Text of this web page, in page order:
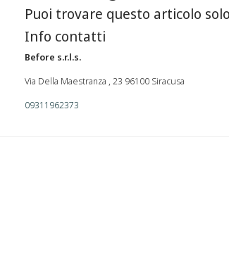
Puoi trovare questo articolo
Info contatti
Before s.r.l.s.
Via Della Maestranza , 23 96100 Siracusa
09311962373